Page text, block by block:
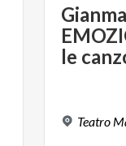
Teatro